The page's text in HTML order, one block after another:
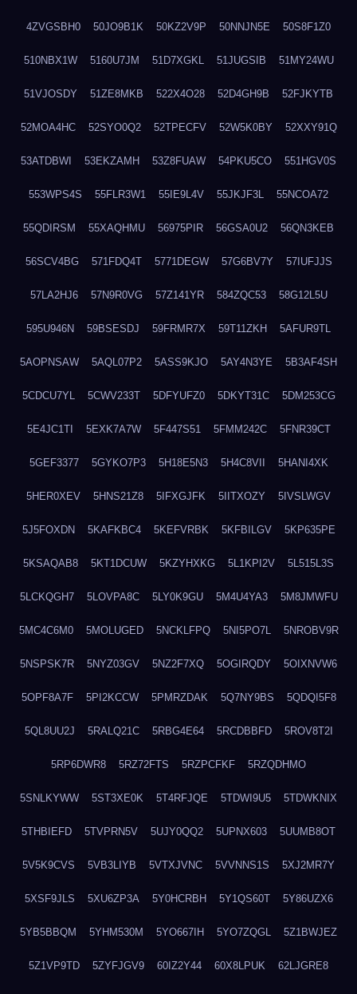
4ZVGSBH0 50JO9B1K 50KZ2V9P 50NNJN5E 50S8F1Z0
510NBX1W 5160U7JM 51D7XGKL 51JUGSIB 51MY24WU
51VJOSDY 51ZE8MKB 522X4O28 52D4GH9B 52FJKYTB
52MOA4HC 52SYO0Q2 52TPECFV 52W5K0BY 52XXY91Q
53ATDBWI 53EKZAMH 53Z8FUAW 54PKU5CO 551HGV0S
553WPS4S 55FLR3W1 55IE9L4V 55JKJF3L 55NCOA72
55QDIRSM 55XAQHMU 56975PIR 56GSA0U2 56QN3KEB
56SCV4BG 571FDQ4T 5771DEGW 57G6BV7Y 57IUFJJS
57LA2HJ6 57N9R0VG 57Z141YR 584ZQC53 58G12L5U
595U946N 59BSESDJ 59FRMR7X 59T11ZKH 5AFUR9TL
5AOPNSAW 5AQL07P2 5ASS9KJO 5AY4N3YE 5B3AF4SH
5CDCU7YL 5CWV233T 5DFYUFZ0 5DKYT31C 5DM253CG
5E4JC1TI 5EXK7A7W 5F447S51 5FMM242C 5FNR39CT
5GEF3377 5GYKO7P3 5H18E5N3 5H4C8VII 5HANI4XK
5HER0XEV 5HNS21Z8 5IFXGJFK 5IITXOZY 5IVSLWGV
5J5FOXDN 5KAFKBC4 5KEFVRBK 5KFBILGV 5KP635PE
5KSAQAB8 5KT1DCUW 5KZYHXKG 5L1KPI2V 5L515L3S
5LCKQGH7 5LOVPA8C 5LY0K9GU 5M4U4YA3 5M8JMWFU
5MC4C6M0 5MOLUGED 5NCKLFPQ 5NI5PO7L 5NROBV9R
5NSPSK7R 5NYZ03GV 5NZ2F7XQ 5OGIRQDY 5OIXNVW6
5OPF8A7F 5PI2KCCW 5PMRZDAK 5Q7NY9BS 5QDQI5F8
5QL8UU2J 5RALQ21C 5RBG4E64 5RCDBBFD 5ROV8T2I
5RP6DWR8 5RZ72FTS 5RZPCFKF 5RZQDHMO
5SNLKYWW 5ST3XE0K 5T4RFJQE 5TDWI9U5 5TDWKNIX
5THBIEFD 5TVPRN5V 5UJY0QQ2 5UPNX603 5UUMB8OT
5V5K9CVS 5VB3LIYB 5VTXJVNC 5VVNNS1S 5XJ2MR7Y
5XSF9JLS 5XU6ZP3A 5Y0HCRBH 5Y1QS60T 5Y86UZX6
5YB5BBQM 5YHM530M 5YO667IH 5YO7ZQGL 5Z1BWJEZ
5Z1VP9TD 5ZYFJGV9 60IZ2Y44 60X8LPUK 62LJGRE8